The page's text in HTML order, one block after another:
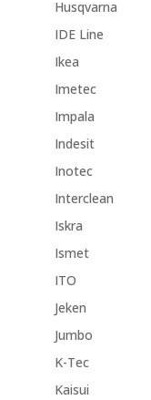
Husqvarna
IDE Line
Ikea
Imetec
Impala
Indesit
Inotec
Interclean
Iskra
Ismet
ITO
Jeken
Jumbo
K-Tec
Kaisui